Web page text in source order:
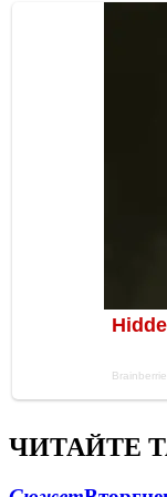
ЧИТАЙТЕ